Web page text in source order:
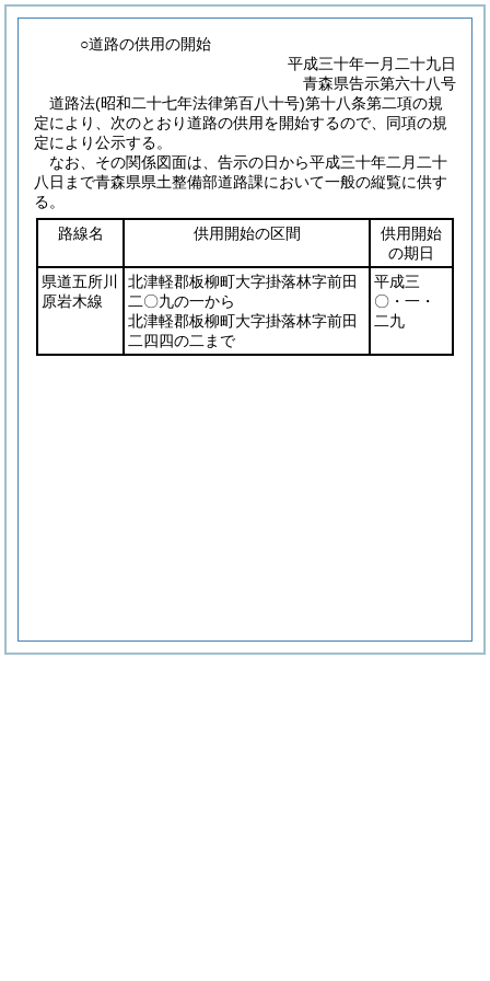
○道路の供用の開始
平成三十年一月二十九日
青森県告示第六十八号
道路法(昭和二十七年法律第百八十号)第十八条第二項の規
定により、次のとおり道路の供用を開始するので、同項の規
定により公示する。
なお、その関係図面は、告示の日から平成三十年二月二十
八日まで青森県県土整備部道路課において一般の縦覧に供す
る。
路線名
供用開始の区間
供用開始
の期日
県道五所川
原岩木線
北津軽郡板柳町大字掛落林字前田
二〇九の一から
北津軽郡板柳町大字掛落林字前田
二四四の二まで
平成三
〇・一・
二九